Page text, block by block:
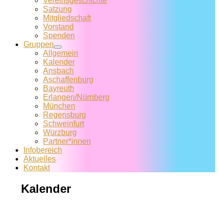
Satzung
Mitglied­schaft
Vorstand
Spenden
Gruppen
Allgemein
Kalender
Ansbach
Aschaffenburg
Bayreuth
Erlangen/Nürnberg
München
Regensburg
Schweinfurt
Würzburg
Partner*innen
Infobereich
Aktuelles
Kontakt
Kalender